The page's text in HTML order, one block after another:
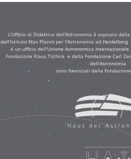
L'Ufficio di Didattica dell'Astronomia é ospitato
dell'Istituto Max Planck per l'Astronomia ad
é un ufficio dell'Unione Astronomica
Fondazione Klaus Tschira e dalla Fondazione Carl
dell'Astronomia
sono finanziati dalla Fondazione